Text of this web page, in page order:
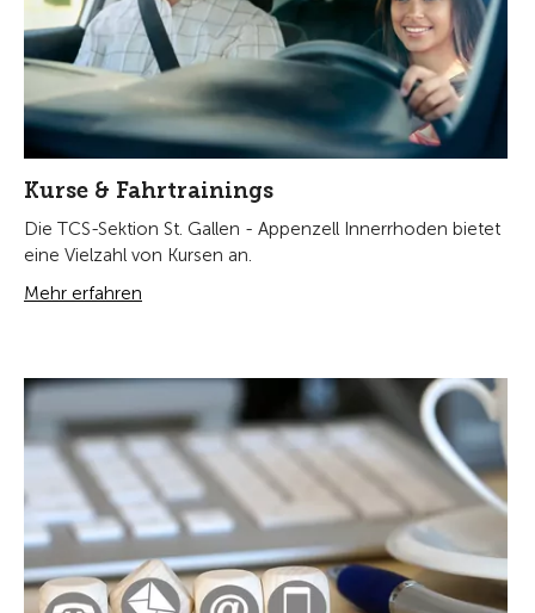
Kurse & Fahrtrainings
Die TCS-Sektion St. Gallen - Appenzell Innerrhoden bietet
eine Vielzahl von Kursen an.
Mehr erfahren